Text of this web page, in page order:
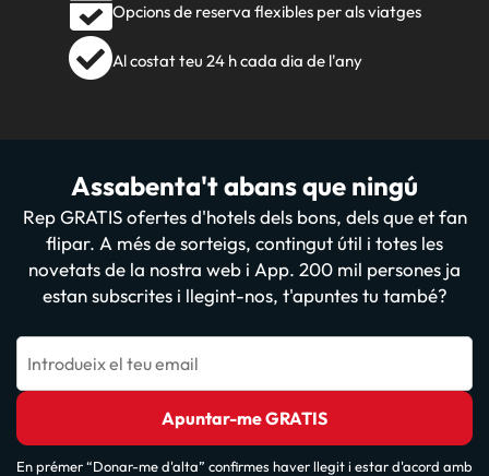
Opcions de reserva flexibles per als viatges
Al costat teu 24 h cada dia de l'any
Assabenta't abans que ningú
Rep GRATIS ofertes d'hotels dels bons, dels que et fan
flipar. A més de sorteigs, contingut útil i totes les
novetats de la nostra web i App. 200 mil persones ja
estan subscrites i llegint-nos, t'apuntes tu també?
Introdueix el teu email
Apuntar-me GRATIS
En prémer “Donar-me d'alta” confirmes haver llegit i estar d'acord amb